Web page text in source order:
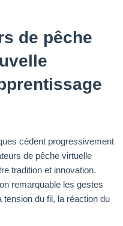
de pêche
cèdent progressivement
de pêche virtuelle
tradition et innovation.
remarquable les gestes
du fil, la réaction du